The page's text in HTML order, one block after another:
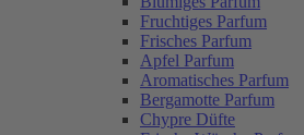
Fruchtiges Parfum
Frisches Parfum
Apfel Parfum
Aromatisches Parfum
Bergamotte Parfum
Chypre Düfte